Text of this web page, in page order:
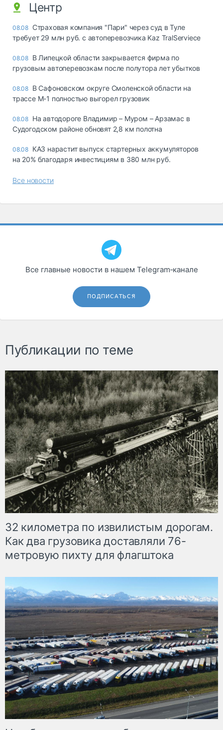
Центр
08.08 Страховая компания "Пари" через суд в Туле
требует 29 млн руб. с автоперевозчика Kaz TralServiece
08.08 В Липецкой области закрывается фирма по
грузовым автоперевозкам после полутора лет убытков
08.08 В Сафоновском округе Смоленской области на
трассе М-1 полностью выгорел грузовик
08.08 На автодороге Владимир – Муром – Арзамас в
Судогодском районе обновят 2,8 км полотна
08.08 КАЗ нарастит выпуск стартерных аккумуляторов
на 20% благодаря инвестициям в 380 млн руб.
Все новости
Все главные новости в нашем Telegram‑канале
ПОДПИСАТЬСЯ
Публикации по теме
32 километра по извилистым дорогам.
Как два грузовика доставляли 76-
метровую пихту для флагштока